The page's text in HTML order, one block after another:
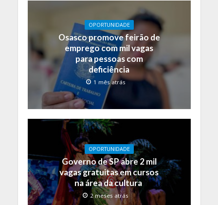
OPORTUNIDADE
Osasco promove feirão de
emprego com mil vagas
para pessoas com
deficiência
1 mês atrás
OPORTUNIDADE
Governo de SP abre 2 mil
vagas gratuitas em cursos
na área da cultura
2 meses atrás